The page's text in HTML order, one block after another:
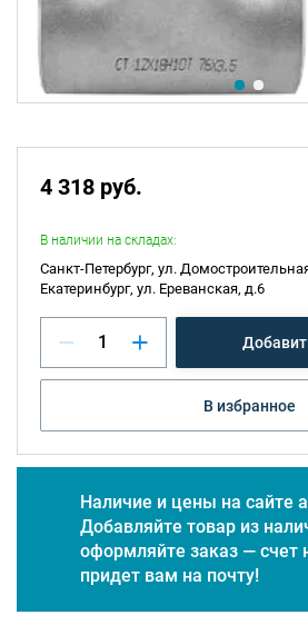
4 318 руб.
В наличии на складах:
Санкт-Петербург, ул.
Екатеринбург, ул. Ереванская, д.6
В избранное
Наличие и цены на сайте
Добавляйте товар из
оформляйте заказ — счет
придет вам на почту!